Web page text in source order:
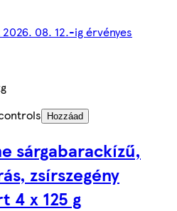
2026. 08. 12.-ig érvényes
Hozzáad
sárgabarackízű,
zsírszegény
4 x 125 g